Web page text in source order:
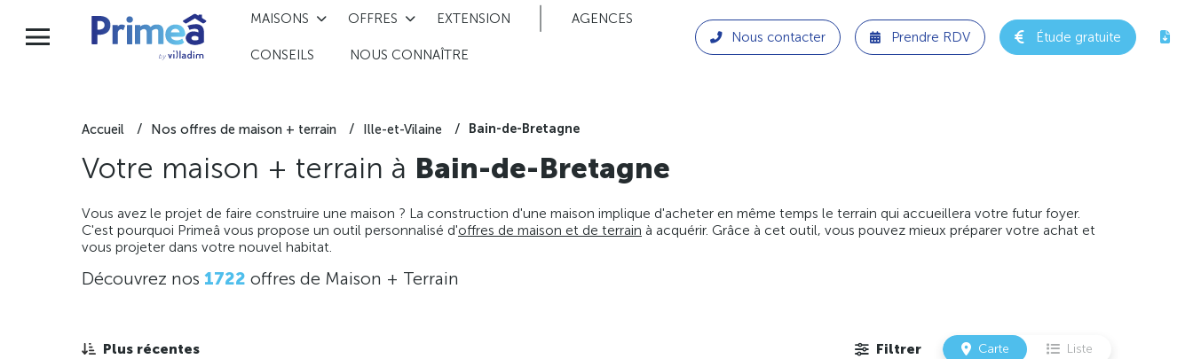
MAISONS OFFRES EXTENSION AGENCES
CONSEILS NOUS CONNAÎTRE
Nous contacter Prendre RDV Étude gratuite
Accueil Nos offres de maison + terrain Ille-et-Vilaine Bain-de-Bretagne
Votre maison + terrain à Bain-de-Bretagne
Vous avez le projet de faire construire une maison ? La construction d'une maison implique d'acheter en même temps le terrain qui accueillera votre futur foyer.
C'est pourquoi Primeâ vous propose un outil personnalisé d'offres de maison et de terrain à acquérir. Grâce à cet outil, vous pouvez mieux préparer votre achat et
vous projeter dans votre nouvel habitat.
Découvrez nos 1722 offres de Maison + Terrain
Plus récentes Filtrer Carte Liste